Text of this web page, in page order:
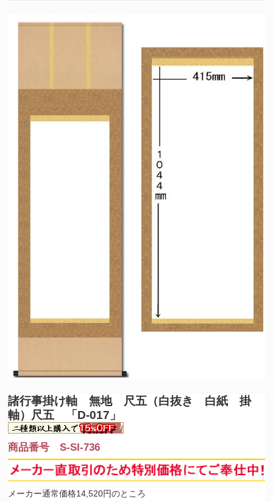
諸行事掛け軸 無地 尺五（白抜き 白紙 掛
軸）尺五 「D-017」
商品番号 S-SI-736
メーカー通常価格14,520円のところ